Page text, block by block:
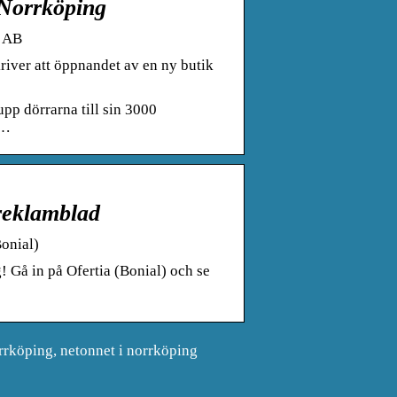
AB
att öppnandet av en ny butik
dörrarna till sin 3000
Gå in på Ofertia (Bonial) och se
netonnet i norrköping